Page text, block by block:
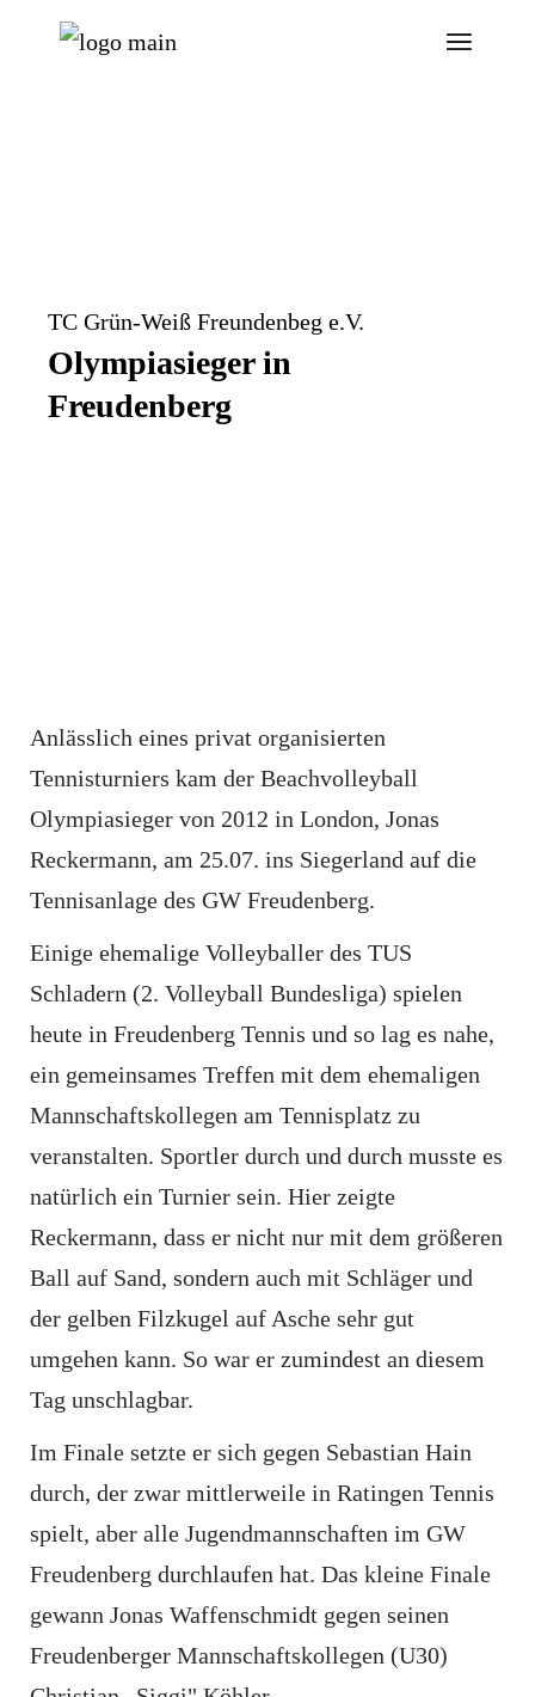
TC Grün-Weiß Freundenbeg e.V.
Olympiasieger in
Freudenberg
Anlässlich eines privat organisierten
Tennisturniers kam der Beachvolleyball
Olympiasieger von 2012 in London, Jonas
Reckermann, am 25.07. ins Siegerland auf die
Tennisanlage des GW Freudenberg.
Einige ehemalige Volleyballer des TUS
Schladern (2. Volleyball Bundesliga) spielen
heute in Freudenberg Tennis und so lag es nahe,
ein gemeinsames Treffen mit dem ehemaligen
Mannschaftskollegen am Tennisplatz zu
veranstalten. Sportler durch und durch musste es
natürlich ein Turnier sein. Hier zeigte
Reckermann, dass er nicht nur mit dem größeren
Ball auf Sand, sondern auch mit Schläger und
der gelben Filzkugel auf Asche sehr gut
umgehen kann. So war er zumindest an diesem
Tag unschlagbar.
Im Finale setzte er sich gegen Sebastian Hain
durch, der zwar mittlerweile in Ratingen Tennis
spielt, aber alle Jugendmannschaften im GW
Freudenberg durchlaufen hat. Das kleine Finale
gewann Jonas Waffenschmidt gegen seinen
Freudenberger Mannschaftskollegen (U30)